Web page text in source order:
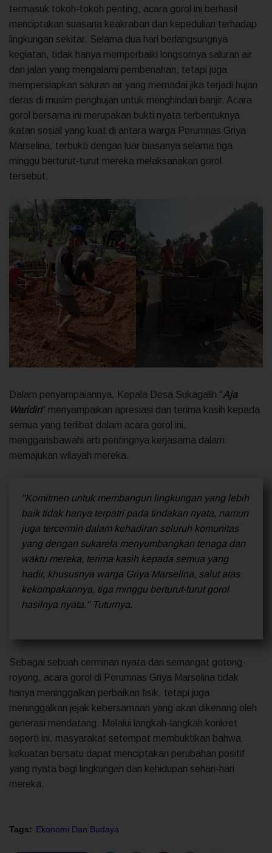
termasuk tokoh-tokoh penting, acara gorol ini berhasil
menciptakan suasana keakraban dan kepedulian terhadap
lingkungan sekitar. Selama dua hari berlangsungnya
kegiatan, tidak hanya memperbaiki longsornya saluran air
dan jalan yang mengalami pembenahan, tetapi juga
mempersiapkan saluran air yang memadai jika terjadi hujan
deras di musim penghujan untuk menghindari banjir. Acara
gorol bersama ini merupakan bukti nyata terbentuknya
ikatan sosial yang kuat di antara warga Perumnas Griya
Marselina, terbukti dengan luar biasanya selama tiga
minggu berturut-turut mereka melaksanakan gorol
tersebut.
Dalam penyampaiannya, Kepala Desa Sukagalih "Aja
Waridin" menyampaikan apresiasi dan terima kasih kepada
semua yang terlibat dalam acara gorol ini,
menggarisbawahi arti pentingnya kerjasama dalam
memajukan wilayah mereka.
"Komitmen untuk membangun lingkungan yang lebih
baik tidak hanya terpatri pada tindakan nyata, namun
juga tercermin dalam kehadiran seluruh komunitas
yang dengan sukarela menyumbangkan tenaga dan
waktu mereka, terima kasih kepada semua yang
hadir, khususnya warga Griya Marselina, salut atas
kekompakannya, tiga minggu berturut-turut gorol
hasilnya nyata." Tuturnya.
Sebagai sebuah cerminan nyata dari semangat gotong-
royong, acara gorol di Perumnas Griya Marselina tidak
hanya meninggalkan perbaikan fisik, tetapi juga
meninggalkan jejak kebersamaan yang akan dikenang oleh
generasi mendatang. Melalui langkah-langkah konkret
seperti ini, masyarakat setempat membuktikan bahwa
kekuatan bersatu dapat menciptakan perubahan positif
yang nyata bagi lingkungan dan kehidupan sehari-hari
mereka.
Tags: Ekonomi Dan Budaya